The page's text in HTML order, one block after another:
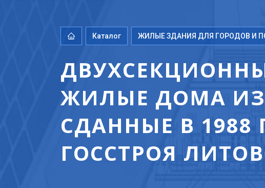
Каталог ЖИЛЫЕ ЗДАНИЯ ДЛЯ ГОРОДОВ И
ЖИЛЫЕ ДОМА ИЗ
СДАННЫЕ В
ГОССТРОЯ